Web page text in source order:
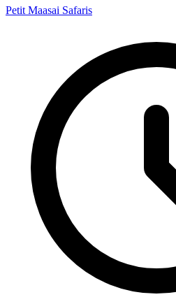
Petit Maasai Safaris